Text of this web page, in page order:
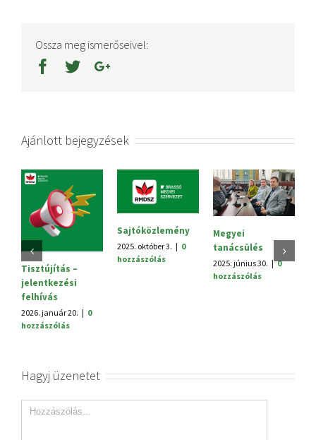
Ossza meg ismerőseivel:
Ajánlott bejegyzések
Tisztújítás –
jelentkezési
felhívás
2026. január 20. | 0
hozzászólás
Sajtóközlemény
2025. október 3. | 0
hozzászólás
Megyei
tanácsülés
2025. június 30. | 0
hozzászólás
Hagyj üzenetet